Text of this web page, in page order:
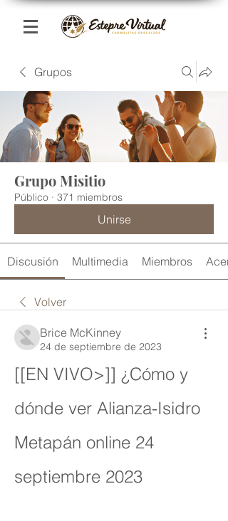
Grupos
Grupo Misitio
Público · 371 miembros
Unirse
Discusión Multimedia Miembros
Volver
Brice McKinney
24 de septiembre de 2023
[[EN VIVO>]] ¿Cómo y
dónde ver Alianza-Isidro
Metapán online 24
septiembre 2023